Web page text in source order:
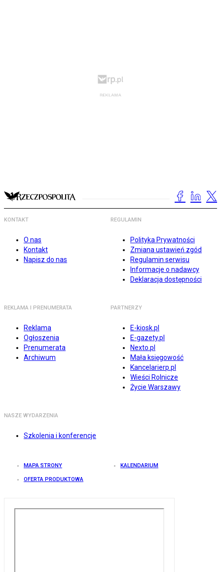
KONTAKT
O nas
Kontakt
Napisz do nas
REGULAMIN
Polityka Prywatności
Zmiana ustawień zgód
Regulamin serwisu
Informacje o nadawcy
Deklaracja dostępności
REKLAMA I PRENUMERATA
Reklama
Ogłoszenia
Prenumerata
Archiwum
PARTNERZY
E-kiosk.pl
E-gazety.pl
Nexto.pl
Mała księgowość
Kancelarierp.pl
Wieści Rolnicze
Życie Warszawy
NASZE WYDARZENIA
Szkolenia i konferencje
MAPA STRONY KALENDARIUM
OFERTA PRODUKTOWA